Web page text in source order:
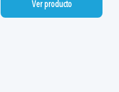
Ver producto